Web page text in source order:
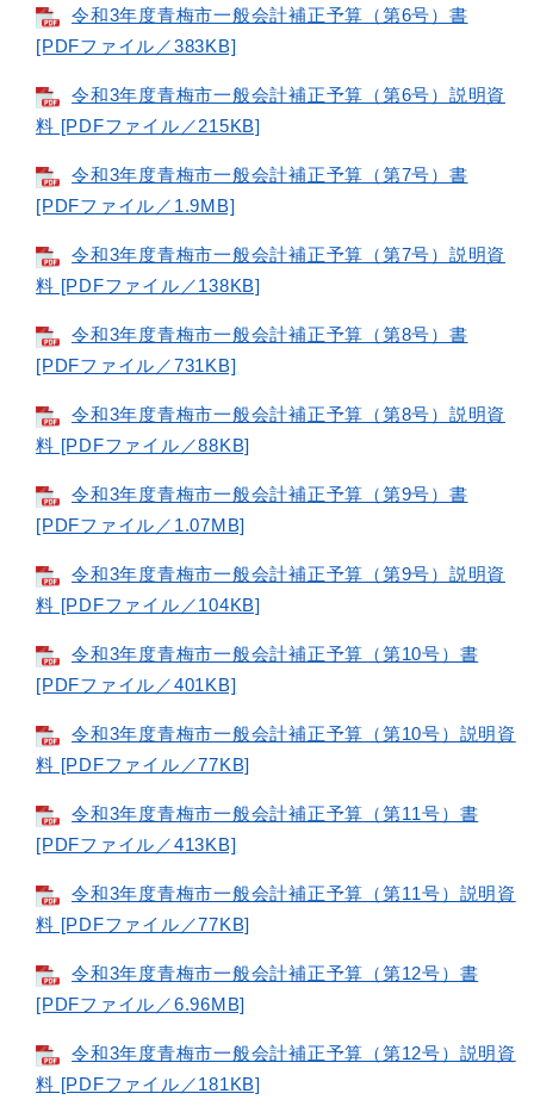
令和3年度青梅市一般会計補正予算（第6号）書
[PDFファイル／383KB]
令和3年度青梅市一般会計補正予算（第6号）説明資
料 [PDFファイル／215KB]
令和3年度青梅市一般会計補正予算（第7号）書
[PDFファイル／1.9MB]
令和3年度青梅市一般会計補正予算（第7号）説明資
料 [PDFファイル／138KB]
令和3年度青梅市一般会計補正予算（第8号）書
[PDFファイル／731KB]
令和3年度青梅市一般会計補正予算（第8号）説明資
料 [PDFファイル／88KB]
令和3年度青梅市一般会計補正予算（第9号）書
[PDFファイル／1.07MB]
令和3年度青梅市一般会計補正予算（第9号）説明資
料 [PDFファイル／104KB]
令和3年度青梅市一般会計補正予算（第10号）書
[PDFファイル／401KB]
令和3年度青梅市一般会計補正予算（第10号）説明資
料 [PDFファイル／77KB]
令和3年度青梅市一般会計補正予算（第11号）書
[PDFファイル／413KB]
令和3年度青梅市一般会計補正予算（第11号）説明資
料 [PDFファイル／77KB]
令和3年度青梅市一般会計補正予算（第12号）書
[PDFファイル／6.96MB]
令和3年度青梅市一般会計補正予算（第12号）説明資
料 [PDFファイル／181KB]